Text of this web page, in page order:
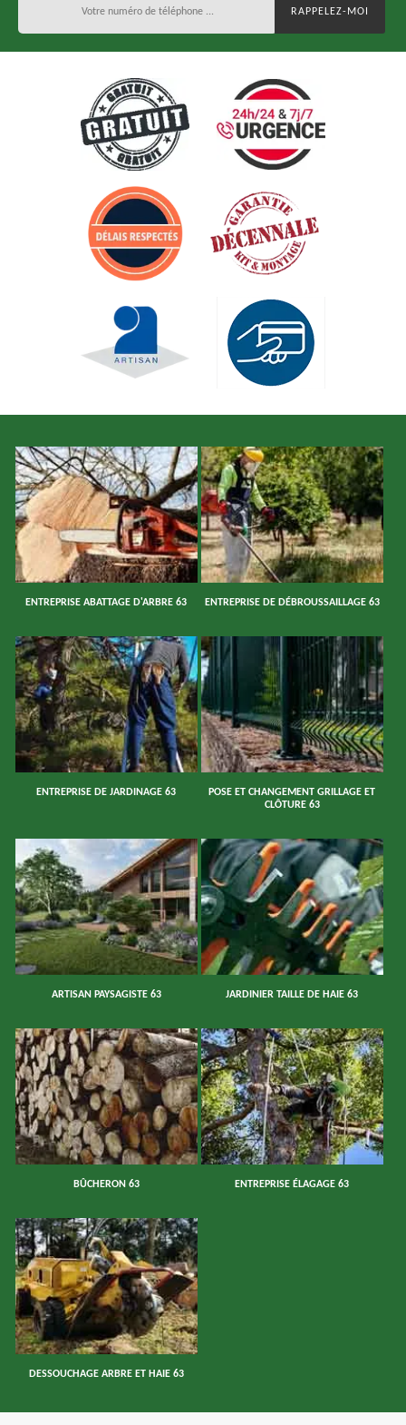
ENTREPRISE ABATTAGE D'ARBRE 63 ENTREPRISE DE DÉBROUSSAILLAGE 63
ENTREPRISE DE JARDINAGE 63
POSE ET CHANGEMENT GRILLAGE ET
CLÔTURE 63
ARTISAN PAYSAGISTE 63 JARDINIER TAILLE DE HAIE 63
BÛCHERON 63 ENTREPRISE ÉLAGAGE 63
DESSOUCHAGE ARBRE ET HAIE 63